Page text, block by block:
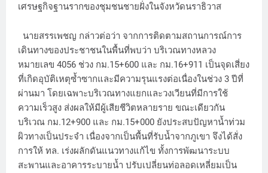
เศรษฐกิจฐานรากของชุมชนชายฝั่งในจังหวัดนราธิวาส
นายสรรเพชญ กล่าวต่อว่า จากการติดตามสถานการณ์การ
เดินทางของประชาชนในพื้นที่พบว่า บริเวณทางหลวง
หมายเลข 4056 ช่วง กม.15+600 และ กม.16+911 เป็นจุดเสี่ยง
ที่เกิดอุบัติเหตุซ้ำซากและมีความรุนแรงต่อเนื่องในช่วง 3 ปีที่
ผ่านมา โดยเฉพาะบริเวณทางแยกและวงเวียนที่มีการใช้
ความเร็วสูง ส่งผลให้มีผู้เสียชีวิตหลายราย ขณะเดียวกัน
บริเวณ กม.12+900 และ กม.15+000 ยังประสบปัญหาน้ำท่วม
ผิวทางเป็นประจำ เนื่องจากเป็นพื้นที่รับน้ำจากภูเขา จึงได้สั่ง
การให้ ทล. เร่งผลักดันแนวทางแก้ไข ทั้งการพัฒนาระบบ
สะพานและอาคารระบายน้ำ ปรับเปลี่ยนท่อลอดเหลี่ยมเป็น